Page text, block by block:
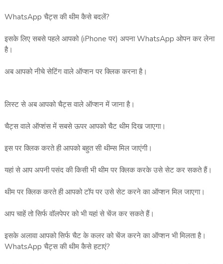
WhatsApp चैट्स की थीम कैसे बदलें?
इसके लिए सबसे पहले आपको (iPhone पर) अपना WhatsApp ओपन कर लेना
है।
अब आपको नीचे सेटिंग वाले ऑप्शन पर क्लिक करना है।
लिस्ट से अब आपको चैट्स वाले ऑप्शन में जाना है।
चैट्स वाले ऑप्शंस में सबसे ऊपर आपको चैट थीम दिख जाएगा।
इस पर क्लिक करते ही आपको बहुत सी थीम्स मिल जाएंगी।
यहां से आप अपनी पसंद की किसी भी थीम पर क्लिक करके उसे सेट कर सकते हैं।
थीम पर क्लिक करते ही आपको टॉप पर उसे सेट करने का ऑप्शन मिल जाएगा।
आप चाहें तो सिर्फ वॉलपेपर को भी यहां से चेंज कर सकते हैं।
इसके अलावा आपको सिर्फ चैट के कलर को चेंज करने का ऑप्शन भी मिलता है।
WhatsApp चैट्स की थीम कैसे हटाएं?